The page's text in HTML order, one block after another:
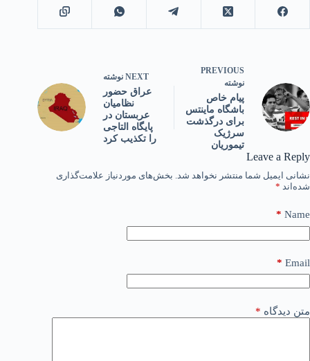
PREVIOUS
نوشته
پیام خاص
باشگاه ماینتس
برای درگذشت
سرژیک
تیموریان
NEXT نوشته
عراق حضور
نظامیان
عربستان در
پایگاه التاجی
را تکذیب کرد
Leave a Reply
نشانی ایمیل شما منتشر نخواهد شد. بخش‌های موردنیاز علامت‌گذاری
شده‌اند *
Name
*
Email
*
متن دیدگاه *